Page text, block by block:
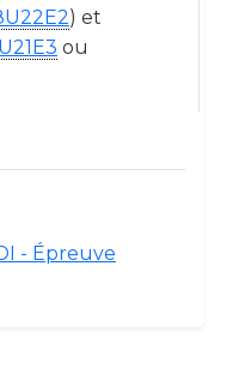
) et
ou
- Épreuve